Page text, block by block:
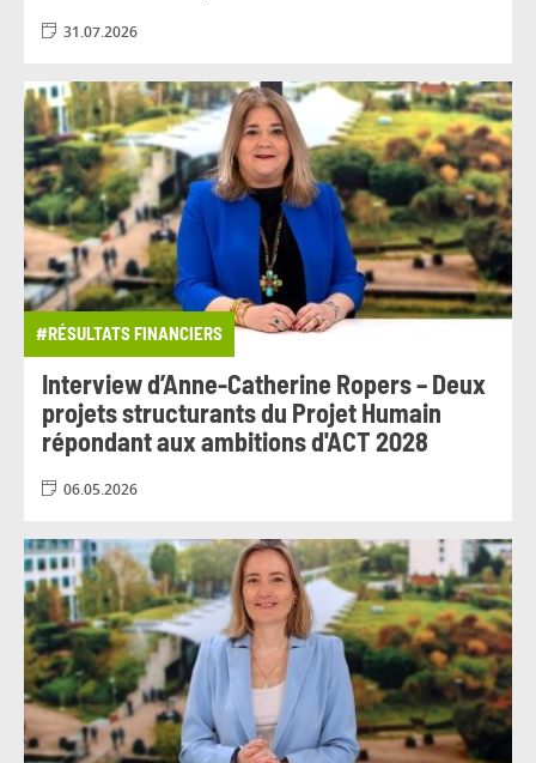
31.07.2026
#RÉSULTATS FINANCIERS
Interview d’Anne-Catherine Ropers – Deux
projets structurants du Projet Humain
répondant aux ambitions d'ACT 2028
06.05.2026